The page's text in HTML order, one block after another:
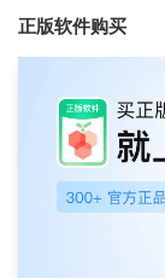
正版软件购买